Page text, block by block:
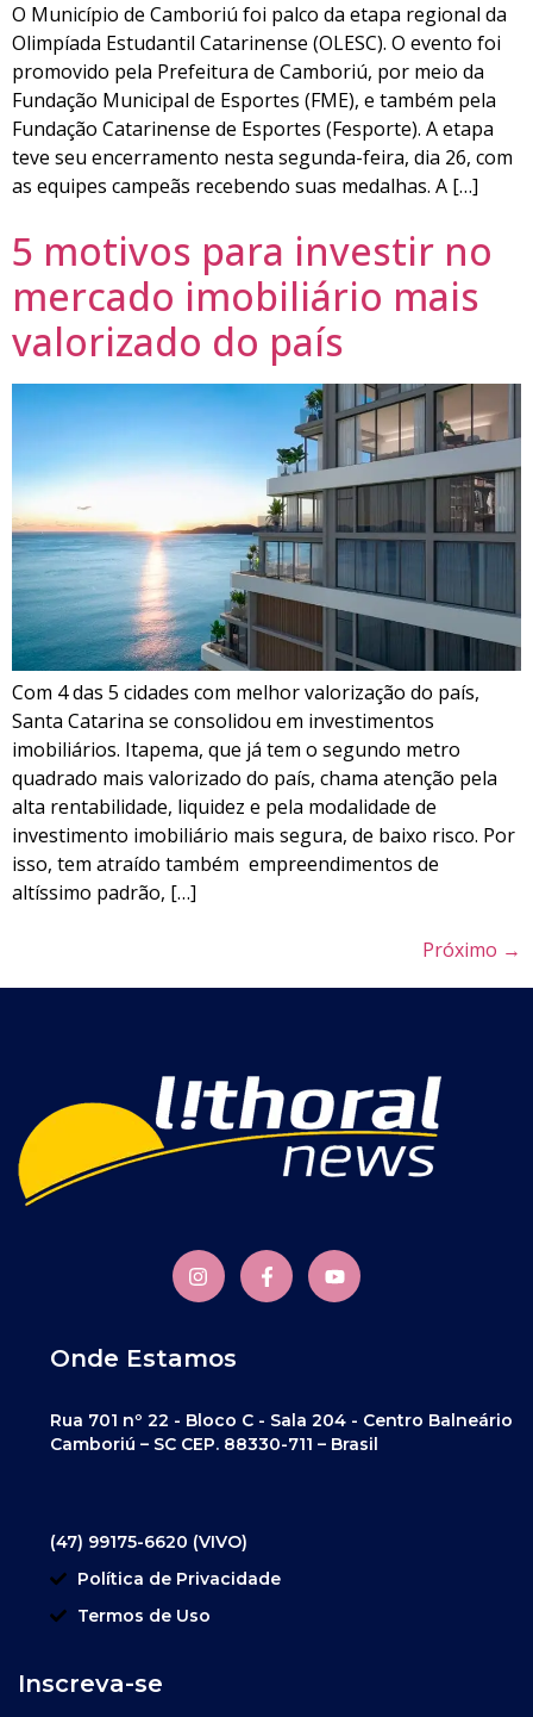
O Município de Camboriú foi palco da etapa regional da
Olimpíada Estudantil Catarinense (OLESC). O evento foi
promovido pela Prefeitura de Camboriú, por meio da
Fundação Municipal de Esportes (FME), e também pela
Fundação Catarinense de Esportes (Fesporte). A etapa
teve seu encerramento nesta segunda-feira, dia 26, com
as equipes campeãs recebendo suas medalhas. A […]
5 motivos para investir no
mercado imobiliário mais
valorizado do país
Com 4 das 5 cidades com melhor valorização do país,
Santa Catarina se consolidou em investimentos
imobiliários. Itapema, que já tem o segundo metro
quadrado mais valorizado do país, chama atenção pela
alta rentabilidade, liquidez e pela modalidade de
investimento imobiliário mais segura, de baixo risco. Por
isso, tem atraído também empreendimentos de
altíssimo padrão, […]
Próximo →
Onde Estamos
Rua 701 nº 22 - Bloco C - Sala 204 - Centro Balneário
Camboriú – SC CEP. 88330-711 – Brasil
(47) 99175-6620 (VIVO)
Política de Privacidade
Termos de Uso
Inscreva-se